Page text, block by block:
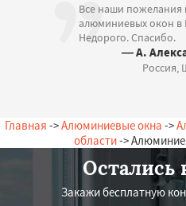
Все наши пожелания
алюминиевых окон в
Недорого. Спасибо.
— А.
Россия,
Главная ->Алюминиевые окна ->
области->
Остались
Закажи бесплатную